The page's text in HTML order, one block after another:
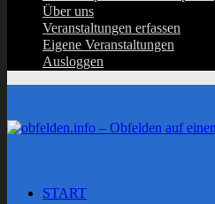
Über uns
Veranstaltungen erfassen
Eigene Veranstaltungen
Ausloggen
START